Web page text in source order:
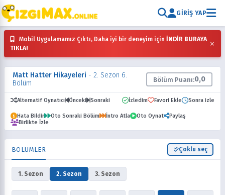
GIRIŞ YAP
Mobil Uygulamamız Çıktı, Daha iyi bir deneyim için İNDİR BURAYA
TIKLA!
×
Matt Hatter Hikayeleri - 2. Sezon 6.
Bölüm
Bölüm Puanı:0,0
Alternatif Oynatıcı Önceki Sonraki İzledim Favori Ekle Sonra izle
Hata Bildir Oto Sonraki Bölüm İntro Atla Oto Oynat
Paylaş
Birlikte İzle
BÖLÜMLER Çoklu seç
1. Sezon 2. Sezon 3. Sezon